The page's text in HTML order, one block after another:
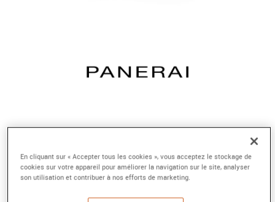
LUMINOR DUE LUNA
Référence :PAM01558
Collection :LUMINOR DUE
En cliquant sur « Accepter tous les cookies », vous acceptez le stockage de
cookies sur votre appareil pour améliorer la navigation sur le site, analyser
son utilisation et contribuer à nos efforts de marketing.